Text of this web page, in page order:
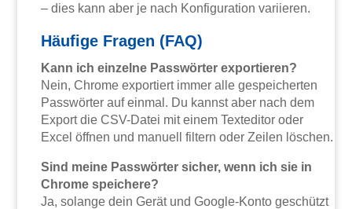
– dies kann aber je nach Konfiguration variieren.
Häufige Fragen (FAQ)
Kann ich einzelne Passwörter exportieren?
Nein, Chrome exportiert immer alle gespeicherten
Passwörter auf einmal. Du kannst aber nach dem
Export die CSV-Datei mit einem Texteditor oder
Excel öffnen und manuell filtern oder Zeilen löschen.
Sind meine Passwörter sicher, wenn ich sie in
Chrome speichere?
Ja, solange dein Gerät und Google-Konto geschützt